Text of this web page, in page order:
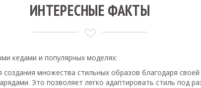
ИНТЕРЕСНЫЕ ФАКТЫ
кедами и популярных моделях:
множества стильных образов благодаря
Это позволяет легко адаптировать стиль под